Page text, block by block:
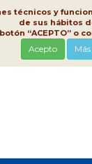
técnicos y
de sus hábitos
“ACEPTO” o
Acepto